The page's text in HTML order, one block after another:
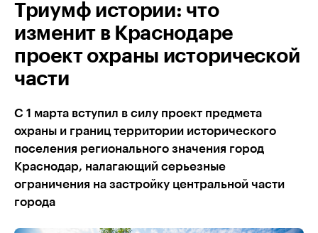
Триумф истории: что
изменит в Краснодаре
проект охраны исторической
части
С 1 марта вступил в силу проект предмета
охраны и границ территории исторического
поселения регионального значения город
Краснодар, налагающий серьезные
ограничения на застройку центральной части
города